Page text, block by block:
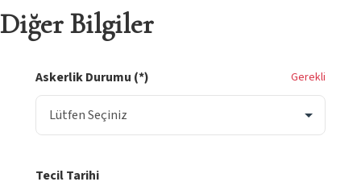
Diğer Bilgiler
Askerlik Durumu (*) Gerekli
Tecil Tarihi